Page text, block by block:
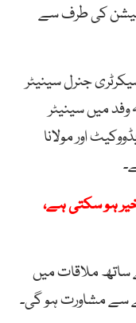
کی طرف سے
جنرل سینیٹر
میں سینیٹر
اور مولانا
ہو سکتی ہے،
ملاقات میں
سے مشاورت ہو گی۔